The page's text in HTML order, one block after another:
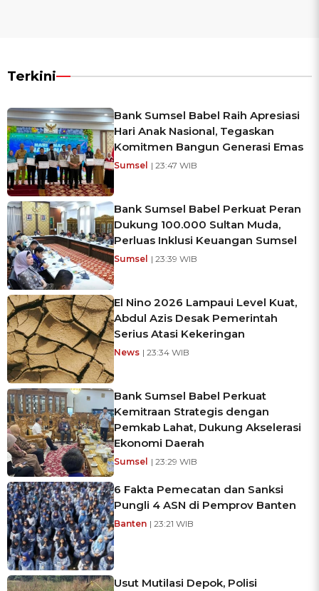
Terkini
Bank Sumsel Babel Raih Apresiasi
Hari Anak Nasional, Tegaskan
Komitmen Bangun Generasi Emas
Sumsel | 23:47 WIB
Bank Sumsel Babel Perkuat Peran
Dukung 100.000 Sultan Muda,
Perluas Inklusi Keuangan Sumsel
Sumsel | 23:39 WIB
El Nino 2026 Lampaui Level Kuat,
Abdul Azis Desak Pemerintah
Serius Atasi Kekeringan
News | 23:34 WIB
Bank Sumsel Babel Perkuat
Kemitraan Strategis dengan
Pemkab Lahat, Dukung Akselerasi
Ekonomi Daerah
Sumsel | 23:29 WIB
6 Fakta Pemecatan dan Sanksi
Pungli 4 ASN di Pemprov Banten
Banten | 23:21 WIB
Usut Mutilasi Depok, Polisi